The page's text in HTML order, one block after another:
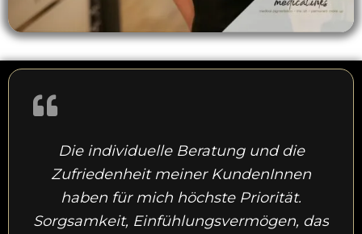
Die individuelle Beratung und die
Zufriedenheit meiner KundenInnen
haben für mich höchste Priorität.
Sorgsamkeit, Einfühlungsvermögen, das